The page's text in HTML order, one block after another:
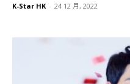
K-Star HK - 24 12 月, 2022